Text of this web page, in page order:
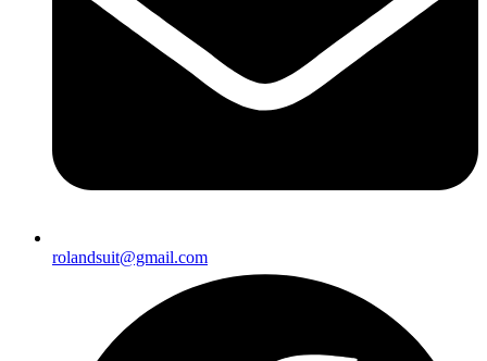
rolandsuit@gmail.com